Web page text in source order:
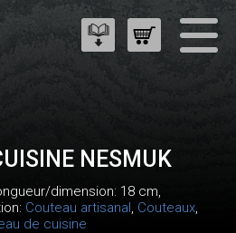
NESMUK
dimension: 18 cm,
Couteau artisanal, Couteaux,
de cuisine